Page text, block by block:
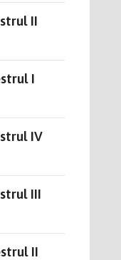
II
I
IV
III
II